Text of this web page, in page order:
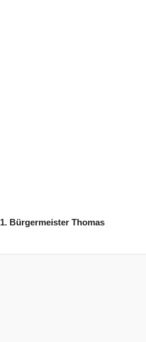
1. Bürgermeister Thomas